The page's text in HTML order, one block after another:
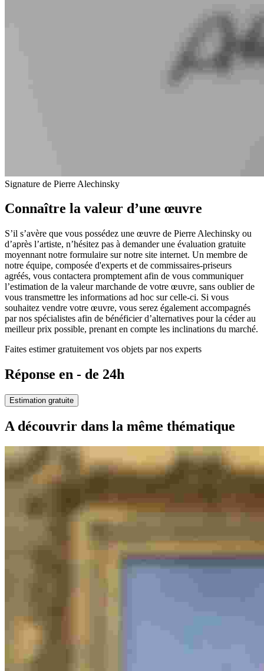
Signature de Pierre Alechinsky
Connaître la valeur d’une œuvre
S’il s’avère que vous possédez une œuvre de Pierre Alechinsky ou
d’après l’artiste, n’hésitez pas à demander une évaluation gratuite
moyennant notre formulaire sur notre site internet. Un membre de
notre équipe, composée d'experts et de commissaires-priseurs
agréés, vous contactera promptement afin de vous communiquer
l’estimation de la valeur marchande de votre œuvre, sans oublier de
vous transmettre les informations ad hoc sur celle-ci. Si vous
souhaitez vendre votre œuvre, vous serez également accompagnés
par nos spécialistes afin de bénéficier d’alternatives pour la céder au
meilleur prix possible, prenant en compte les inclinations du marché.
Faites estimer gratuitement vos objets par nos experts
Réponse en - de 24h
Estimation gratuite
A découvrir dans la même thématique